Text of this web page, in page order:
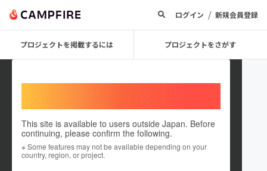
ログイン / 新規会員登録
プロジェクトを掲載するには プロジェクトをさがす
This site is available to users outside Japan. Before
continuing, please confirm the following.
※ Some features may not be available depending on your
country, region, or project.
認定NPO法人アクセス